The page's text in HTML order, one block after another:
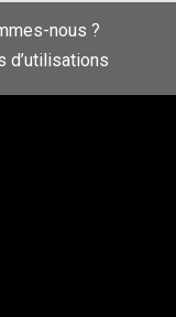
nous ?
d’utilisations